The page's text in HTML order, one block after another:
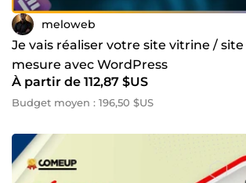
meloweb
Je vais réaliser votre site vitrine /
mesure avec WordPress
À partir de 112,87 $US
Budget moyen : 196,50 $US